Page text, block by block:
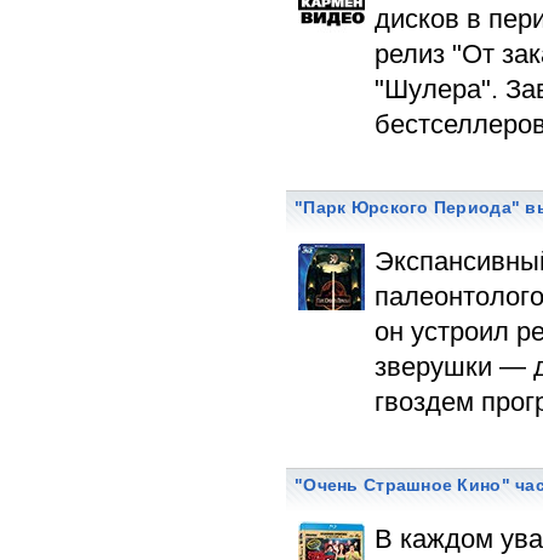
дисков в
релиз "От
"Шулера".
"Парк Юрского Периода"
он устроил
зверушки —
гвоздем
"Очень Страшное Кино"
В каждом